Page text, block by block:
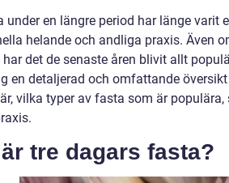
under en längre period har länge varit
helande och andliga praxis. Även
det de senaste åren blivit allt
en detaljerad och omfattande
vilka typer av fasta som är
tre dagars fasta?